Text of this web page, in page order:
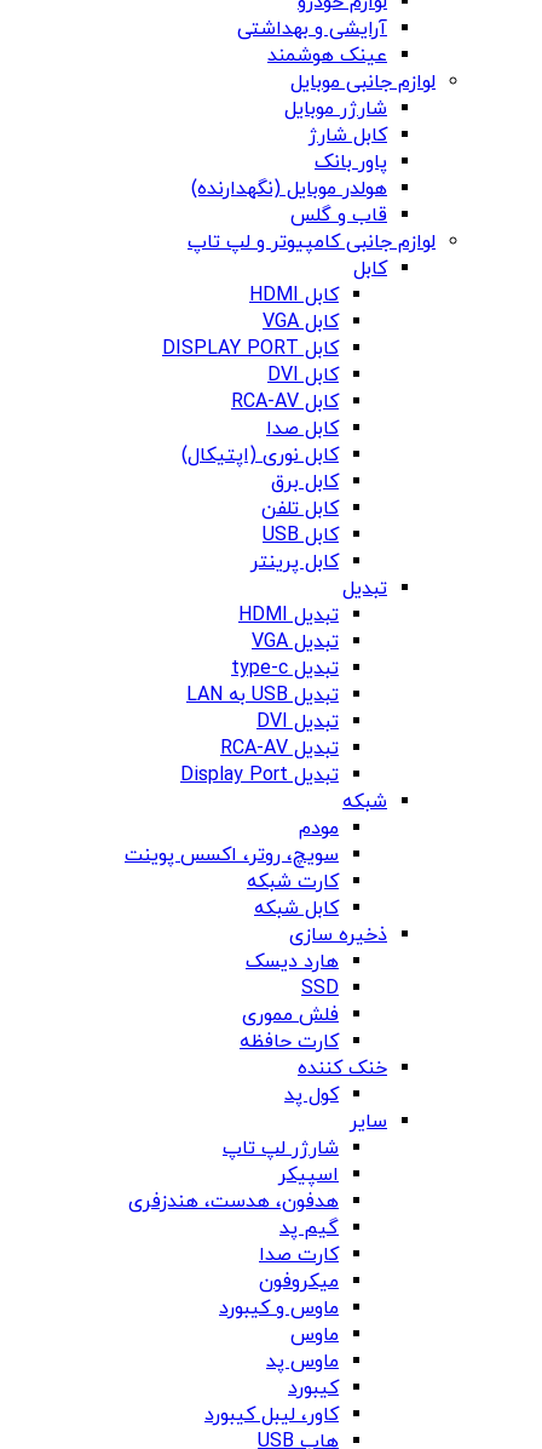
آرایشی و بهداشتی
عینک هوشمند
لوازم جانبی موبایل
شارژر موبایل
کابل شارژ
پاور بانک
هولدر موبایل (نگهدارنده)
قاب و گلس
لوازم جانبی کامپیوتر و لپ تاپ
کابل
کابل HDMI
کابل VGA
کابل DISPLAY PORT
کابل DVI
کابل RCA-AV
کابل صدا
کابل نوری (اپتیکال)
کابل برق
کابل تلفن
کابل USB
کابل پرینتر
تبدیل
تبدیل HDMI
تبدیل VGA
تبدیل type-c
تبدیل USB به LAN
تبدیل DVI
تبدیل RCA-AV
تبدیل Display Port
شبکه
مودم
سویچ، روتر، اکسس پوینت
کارت شبکه
کابل شبکه
ذخیره سازی
هارد دیسک
SSD
فلش مموری
کارت حافظه
خنک کننده
کول پد
سایر
شارژر لپ تاپ
اسپیکر
هدفون، هدست، هندزفری
گیم پد
کارت صدا
میکروفون
ماوس و کیبورد
ماوس
ماوس پد
کیبورد
کاور، لیبل کیبورد
هاب USB